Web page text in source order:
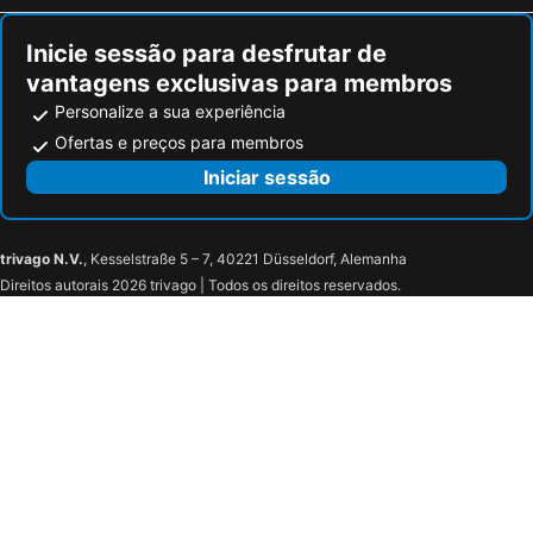
Inicie sessão para desfrutar de
vantagens exclusivas para membros
Personalize a sua experiência
Ofertas e preços para membros
Iniciar sessão
trivago N.V., Kesselstraße 5 – 7, 40221 Düsseldorf, Alemanha
Direitos autorais 2026 trivago | Todos os direitos reservados.